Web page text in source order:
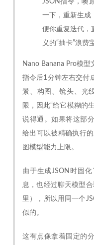
JSON指令，噢
一下，重新生成
便你重复迭代，
义的“抽卡”浪费
Nano Banana Pro模
指令后1分钟左右交付
景、构图、镜头、光
限，因此“给它模糊的
说得通。如果将这部
给出可以被精确执行
图模型能力上限。
由于生成JSON时固
息，也经过聊天模型
里），所以用同一个
似的。
这有点像拿着固定的